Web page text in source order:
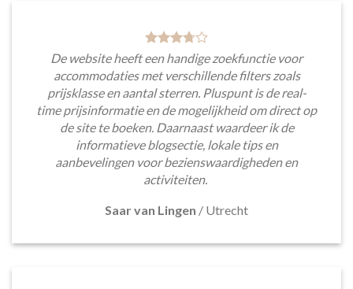
De website heeft een handige zoekfunctie voor
accommodaties met verschillende filters zoals
prijsklasse en aantal sterren. Pluspunt is de real-
time prijsinformatie en de mogelijkheid om direct op
de site te boeken. Daarnaast waardeer ik de
informatieve blogsectie, lokale tips en
aanbevelingen voor bezienswaardigheden en
activiteiten.
Saar van Lingen / Utrecht